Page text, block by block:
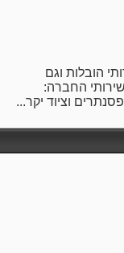
הובלות וגם
החברה:
וציוד יקר...